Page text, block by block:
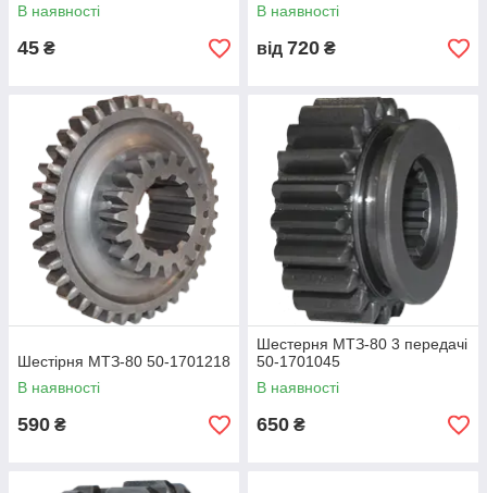
В наявності
45 ₴
В наявності
від 720 ₴
Шестірня МТЗ-80 50-1701218
В наявності
590 ₴
Шестерня МТЗ-80 3 передачі
50-1701045
В наявності
650 ₴